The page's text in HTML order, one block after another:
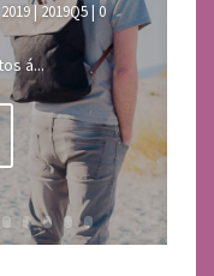
|2019Q5| 0
á...